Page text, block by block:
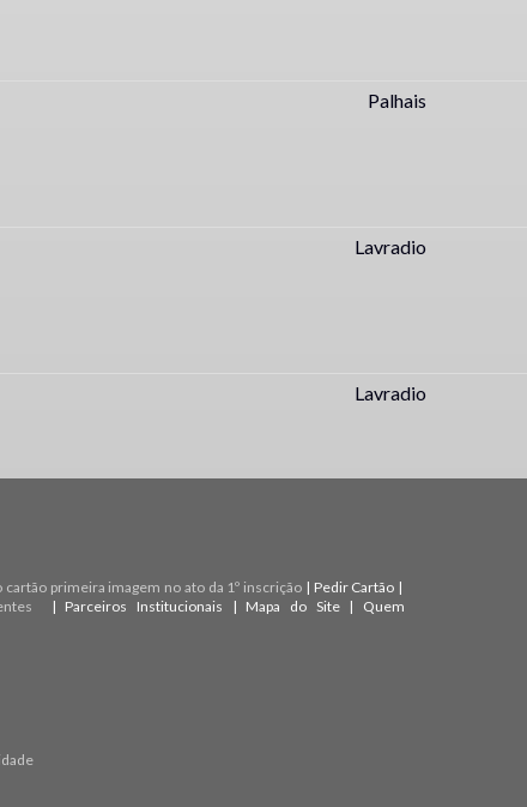
Palhais
Lavradio
Lavradio
primeira imagem no ato da 1º inscrição | Pedir Cartão |
| Parceiros Institucionais | Mapa do Site| Quem